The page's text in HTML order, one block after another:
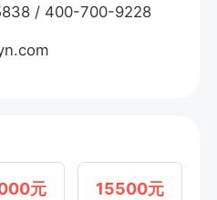
/ 400-700-9228
元 15500元